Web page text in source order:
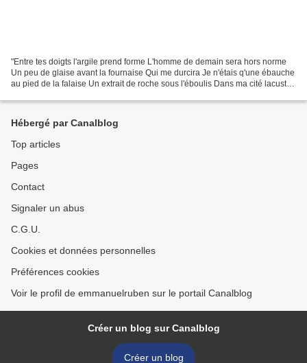
"Entre tes doigts l'argile prend forme L'homme de demain sera hors norme
Un peu de glaise avant la fournaise Qui me durcira Je n'étais q'une ébauche
au pied de la falaise Un extrait de roche sous l'éboulis Dans ma cité lacustre
Hébergé par Canalblog
Top articles
Pages
Contact
Signaler un abus
C.G.U.
Cookies et données personnelles
Préférences cookies
Voir le profil de emmanuelruben sur le portail Canalblog
Créer un blog sur Canalblog
Créer un blog